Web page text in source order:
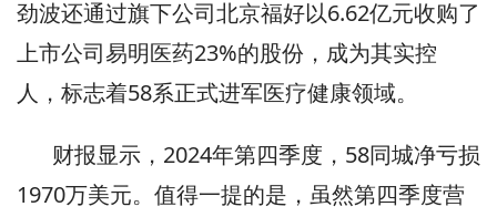
劲波还通过旗下公司北京福好以6.62亿元收购了
上市公司易明医药23%的股份，成为其实控
人，标志着58系正式进军医疗健康领域。
财报显示，2024年第四季度，58同城净亏损
1970万美元。值得一提的是，虽然第四季度营